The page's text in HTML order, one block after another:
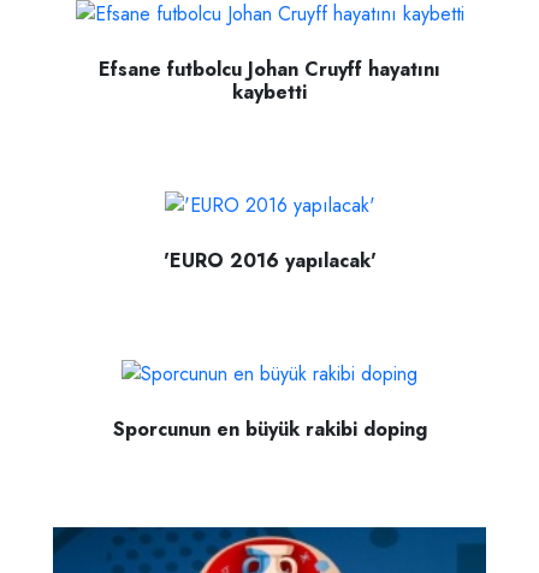
Efsane futbolcu Johan Cruyff hayatını
kaybetti
'EURO 2016 yapılacak'
Sporcunun en büyük rakibi doping